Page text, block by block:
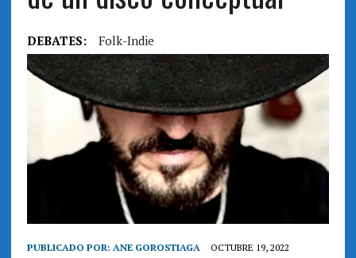
DEBATES: Folk-Indie
PUBLICADO POR: ANE GOROSTIAGA OCTUBRE 19, 2022